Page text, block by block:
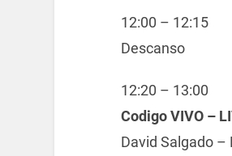
12:00 – 12:15
Descanso
12:20 – 13:00
Codigo VIVO –
David Salgado –